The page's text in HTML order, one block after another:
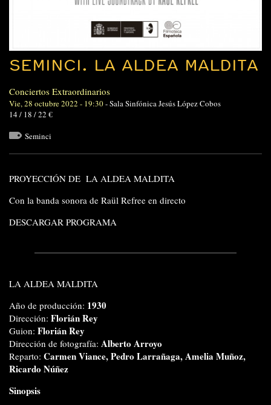
SEMINCI. LA ALDEA MALDITA
Conciertos Extraordinarios
Vie, 28 octubre 2022 - 19:30-Sala Sinfónica Jesús López Cobos
14 / 18 / 22 €
Seminci
PROYECCIÓN DE LA ALDEA MALDITA
Con la banda sonora de Raül Refree en directo
DESCARGAR PROGRAMA
LA ALDEA MALDITA
Año de producción: 1930
Dirección: Florián Rey
Guion: Florián Rey
Dirección de fotografía: Alberto Arroyo
Reparto: Carmen Viance, Pedro Larrañaga,Amelia Muñoz,
Ricardo Núñez
Sinopsis